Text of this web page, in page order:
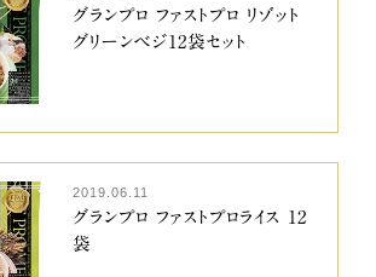
グランプロ ファストプロ リゾット
グリーンベジ12袋セット
2019.06.11
グランプロ ファストプロライス 12
袋